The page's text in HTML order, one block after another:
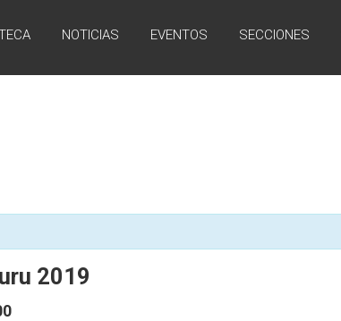
NOTICIAS EVENTOS SECCIONES
2019